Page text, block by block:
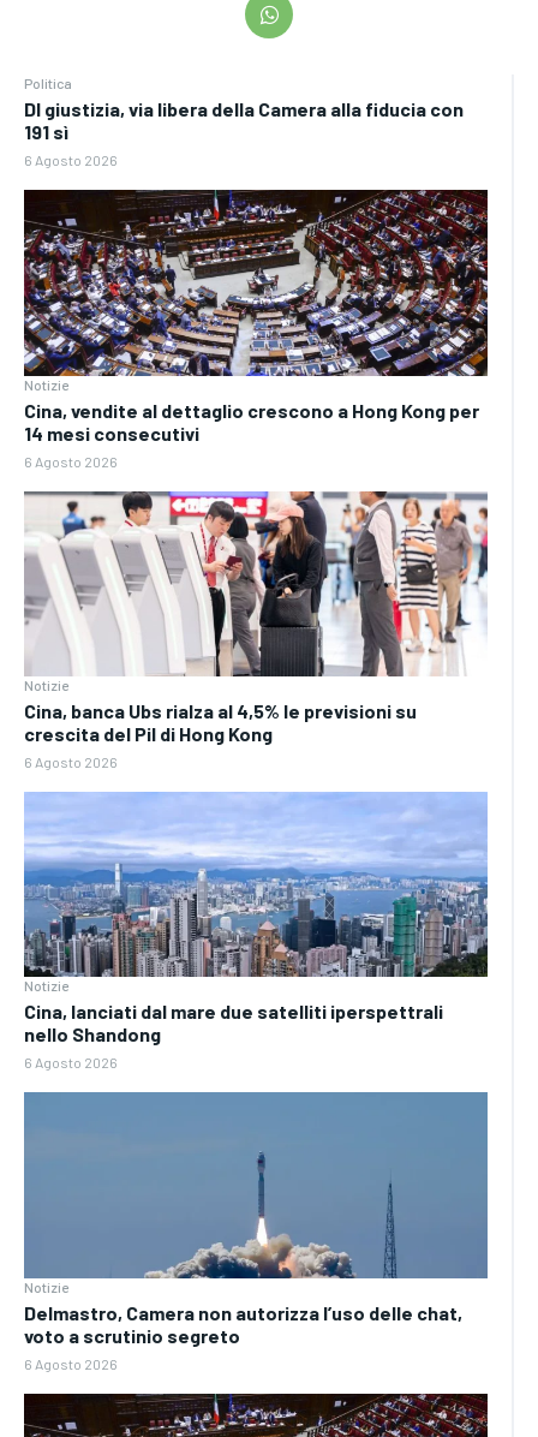
Politica
Dl giustizia, via libera della Camera alla fiducia con
191 sì
6 Agosto 2026
Notizie
Cina, vendite al dettaglio crescono a Hong Kong per
14 mesi consecutivi
6 Agosto 2026
Notizie
Cina, banca Ubs rialza al 4,5% le previsioni su
crescita del Pil di Hong Kong
6 Agosto 2026
Notizie
Cina, lanciati dal mare due satelliti iperspettrali
nello Shandong
6 Agosto 2026
Notizie
Delmastro, Camera non autorizza l’uso delle chat,
voto a scrutinio segreto
6 Agosto 2026